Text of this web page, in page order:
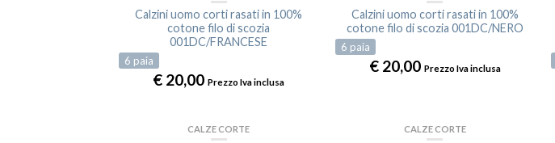
Calzini uomo corti rasati in 100%
cotone filo di scozia
001DC/FRANCESE
6 paia
€ 20,00 Prezzo Iva inclusa
Calzini uomo corti rasati in 100%
cotone filo di scozia 001DC/NERO
6 paia
€20,00 Prezzo Iva inclusa
CALZE CORTE CALZE CORTE